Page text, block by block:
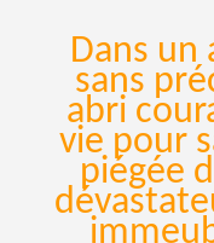
Dans un
sans
abri
vie pour
piégée